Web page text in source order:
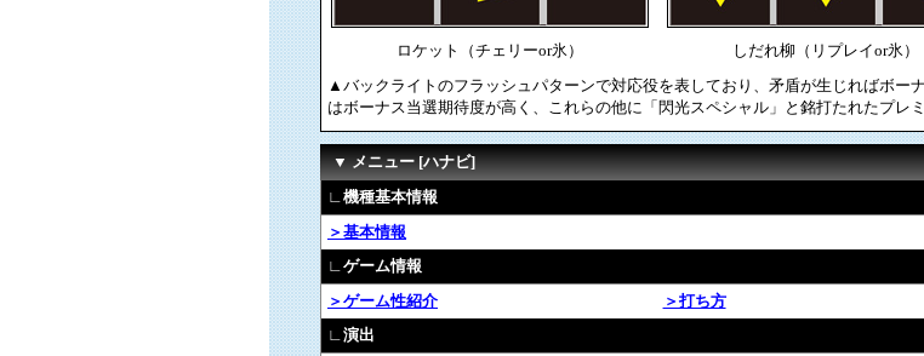
ロケット（チェリーor氷） しだれ柳（リプレイor氷）
▲バックライトのフラッシュパターンで対応役を表しており、矛盾が生じればボー
はボーナス当選期待度が高く、これらの他に「閃光スペシャル」と銘打たれたプレ
▼ メニュー [ハナビ]
∟機種基本情報
＞基本情報
∟ゲーム情報
＞ゲーム性紹介
＞打ち方
∟演出